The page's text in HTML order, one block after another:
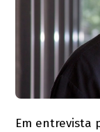
Em entrevista